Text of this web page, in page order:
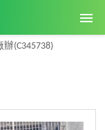
辦(C345738)